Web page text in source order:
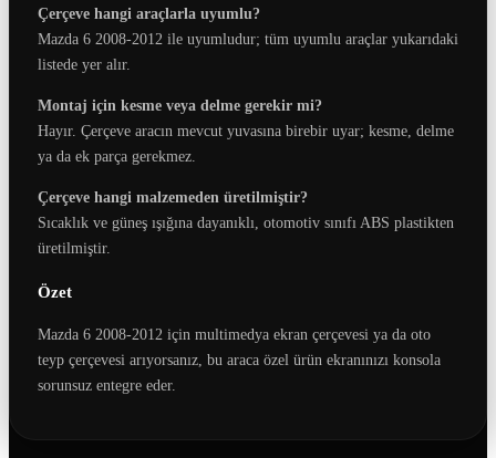
Çerçeve hangi araçlarla uyumlu?
Mazda 6 2008-2012 ile uyumludur; tüm uyumlu araçlar yukarıdaki
listede yer alır.
Montaj için kesme veya delme gerekir mi?
Hayır. Çerçeve aracın mevcut yuvasına birebir uyar; kesme, delme
ya da ek parça gerekmez.
Çerçeve hangi malzemeden üretilmiştir?
Sıcaklık ve güneş ışığına dayanıklı, otomotiv sınıfı ABS plastikten
üretilmiştir.
Özet
Mazda 6 2008-2012 için multimedya ekran çerçevesi ya da oto
teyp çerçevesi arıyorsanız, bu araca özel ürün ekranınızı konsola
sorunsuz entegre eder.